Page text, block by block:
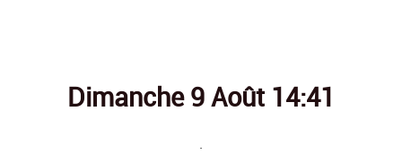
Dimanche 9 Août 14:41
.